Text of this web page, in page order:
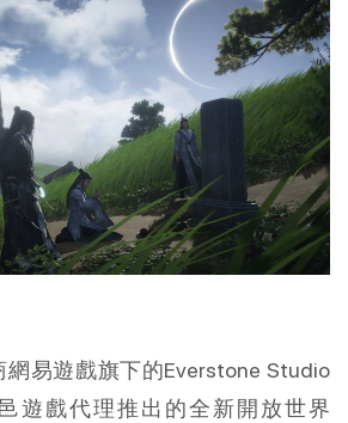
易遊戲旗下的Everstone Studio
遊戲代理推出的全新開放世界